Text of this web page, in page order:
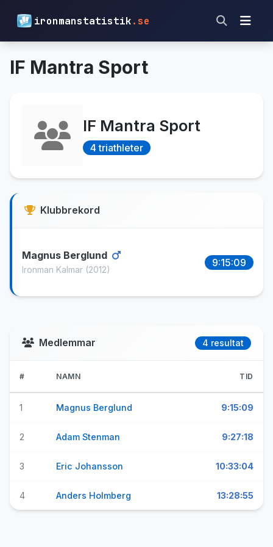
ironmanstatistik.se
IF Mantra Sport
IF Mantra Sport
4 triathleter
Klubbrekord
Magnus Berglund
Ironman Kalmar (2012)
9:15:09
Medlemmar 4 resultat
# NAMN TID
1 Magnus Berglund 9:15:09
2 Adam Stenman 9:27:18
3 Eric Johansson 10:33:04
4 Anders Holmberg 13:28:55